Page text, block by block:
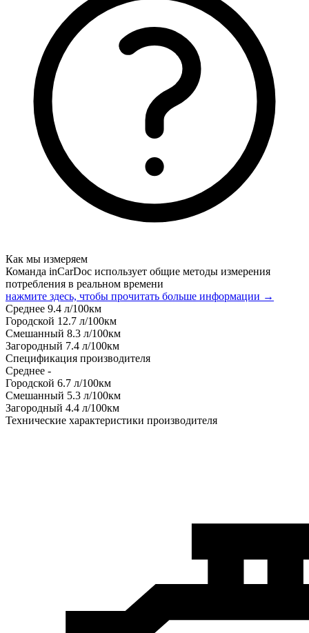
Как мы измеряем
Команда inCarDoc использует общие методы измерения
потребления в реальном времени
нажмите здесь, чтобы прочитать больше информации →
Среднее 9.4 л/100км
Городской 12.7 л/100км
Смешанный 8.3 л/100км
Загородный 7.4 л/100км
Спецификация производителя
Среднее -
Городской 6.7 л/100км
Смешанный 5.3 л/100км
Загородный 4.4 л/100км
Технические характеристики производителя